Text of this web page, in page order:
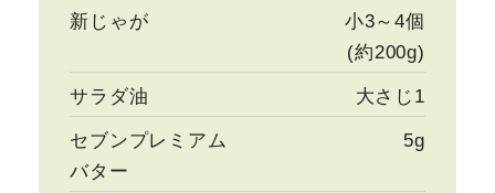
新じゃが
小3～4個
(約200g)
サラダ油 大さじ1
セブンプレミアム
バター
5g